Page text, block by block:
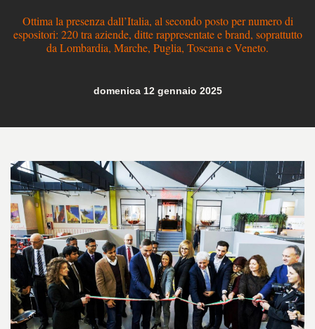
Ottima la presenza dall’Italia, al secondo posto per numero di
espositori: 220 tra aziende, ditte rappresentate e brand, soprattutto
da Lombardia, Marche, Puglia, Toscana e Veneto.
domenica 12 gennaio 2025